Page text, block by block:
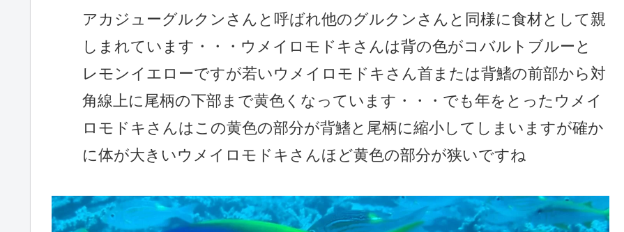
アカジューグルクンさんと呼ばれ他のグルクンさんと同様に食材として親
しまれています・・・ウメイロモドキさんは背の色がコバルトブルーと
レモンイエローですが若いウメイロモドキさん首または背鰭の前部から対
角線上に尾柄の下部まで黄色くなっています・・・でも年をとったウメイ
ロモドキさんはこの黄色の部分が背鰭と尾柄に縮小してしまいますが確か
に体が大きいウメイロモドキさんほど黄色の部分が狭いですね